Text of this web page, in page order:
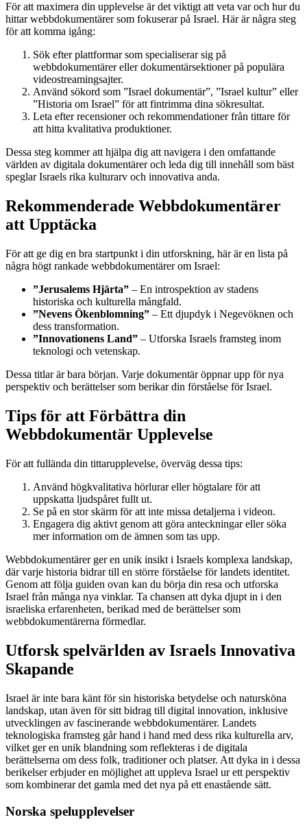
För att maximera din upplevelse är det viktigt att veta var och hur du
hittar webbdokumentärer som fokuserar på Israel. Här är några steg
för att komma igång:
Sök efter plattformar som specialiserar sig på
webbdokumentärer eller dokumentärsektioner på populära
videostreamingsajter.
Använd sökord som ”Israel dokumentär”, ”Israel kultur” eller
”Historia om Israel” för att fintrimma dina sökresultat.
Leta efter recensioner och rekommendationer från tittare för
att hitta kvalitativa produktioner.
Dessa steg kommer att hjälpa dig att navigera i den omfattande
världen av digitala dokumentärer och leda dig till innehåll som bäst
speglar Israels rika kulturarv och innovativa anda.
Rekommenderade Webbdokumentärer
att Upptäcka
För att ge dig en bra startpunkt i din utforskning, här är en lista på
några högt rankade webbdokumentärer om Israel:
”Jerusalems Hjärta” – En introspektion av stadens
historiska och kulturella mångfald.
”Nevens Ökenblomning” – Ett djupdyk i Negevöknen och
dess transformation.
”Innovationens Land” – Utforska Israels framsteg inom
teknologi och vetenskap.
Dessa titlar är bara början. Varje dokumentär öppnar upp för nya
perspektiv och berättelser som berikar din förståelse för Israel.
Tips för att Förbättra din
Webbdokumentär Upplevelse
För att fullända din tittarupplevelse, överväg dessa tips:
Använd högkvalitativa hörlurar eller högtalare för att
uppskatta ljudspåret fullt ut.
Se på en stor skärm för att inte missa detaljerna i videon.
Engagera dig aktivt genom att göra anteckningar eller söka
mer information om de ämnen som tas upp.
Webbdokumentärer ger en unik insikt i Israels komplexa landskap,
där varje historia bidrar till en större förståelse för landets identitet.
Genom att följa guiden ovan kan du börja din resa och utforska
Israel från många nya vinklar. Ta chansen att dyka djupt in i den
israeliska erfarenheten, berikad med de berättelser som
webbdokumentärerna förmedlar.
Utforsk spelvärlden av Israels Innovativa
Skapande
Israel är inte bara känt för sin historiska betydelse och natursköna
landskap, utan även för sitt bidrag till digital innovation, inklusive
utvecklingen av fascinerande webbdokumentärer. Landets
teknologiska framsteg går hand i hand med dess rika kulturella arv,
vilket ger en unik blandning som reflekteras i de digitala
berättelserna om dess folk, traditioner och platser. Att dyka in i dessa
berikelser erbjuder en möjlighet att uppleva Israel ur ett perspektiv
som kombinerar det gamla med det nya på ett enastående sätt.
Norska spelupplevelser